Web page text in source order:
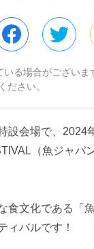
る場合がございま
ださい。
設会場で、2024
（魚ジャパ
食文化である「
ィバルです！